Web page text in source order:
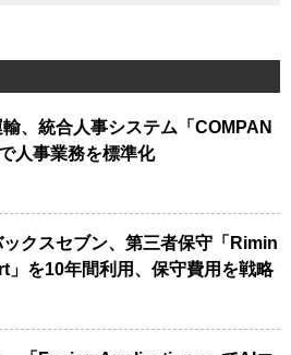
、統合人事システム「COMPAN
人事業務を標準化
クスセブン、第三者保守「Rimin
」を10年間利用、保守費用を戦略